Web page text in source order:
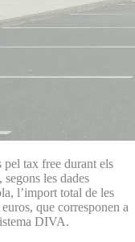
pel tax free durant els
les dades
l’import total de les
que corresponen a
DIVA.